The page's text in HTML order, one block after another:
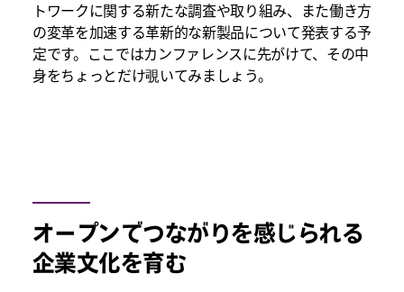
トワークに関する新たな調査や取り組み、また働き方
の変革を加速する革新的な新製品について発表する予
定です。ここではカンファレンスに先がけて、その中
身をちょっとだけ覗いてみましょう。
オープンでつながりを感じられる
企業文化を育む